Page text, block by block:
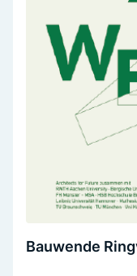
Bauwende